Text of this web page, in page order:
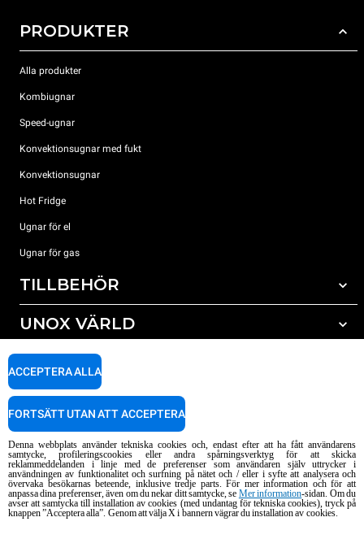
PRODUKTER
Alla produkter
Kombiugnar
Speed-ugnar
Konvektionsugnar med fukt
Konvektionsugnar
Hot Fridge
Ugnar för el
Ugnar för gas
TILLBEHÖR
Alla tillbehör
Rengöringsmedel för mauell rengöring
Vattenbehandling med omvänd osmosisk
UNOX VÄRLD
Våra kontor runt om i världen
SUPPORT
HITTA SERVICECENTER
Copyright 2026 UNOX S.p.A. Alla rättigheter förbehållna. Reg. Imp. Padova n
° 04230750285 - REA Padova 372835 - Cap. Soc. 5.000.000 € iv - P.IVA / CF
04230750285 - IT WEEE Reg. No. IT08020000000377
AI Content Disclaimer Privacy policy Cookie policy
Denna webbplats använder tekniska cookies och, endast efter att ha fått användarens
samtycke, profileringscookies eller andra spårningsverktyg för att skicka
reklammeddelanden i linje med de preferenser som användaren själv uttrycker i
användningen av funktionalitet och surfning på nätet och / eller i syfte att analysera och
övervaka besökarnas beteende, inklusive tredje parts. För mer information och för att
anpassa dina preferenser, även om du nekar ditt samtycke, se Mer information-sidan. Om du
avser att samtycka till installation av cookies (med undantag för tekniska cookies), tryck på
knappen ”Acceptera alla”. Genom att välja X i bannern vägrar du installation av cookies.
ACCEPTERA ALLA
FORTSÄTT UTAN ATT ACCEPTERA